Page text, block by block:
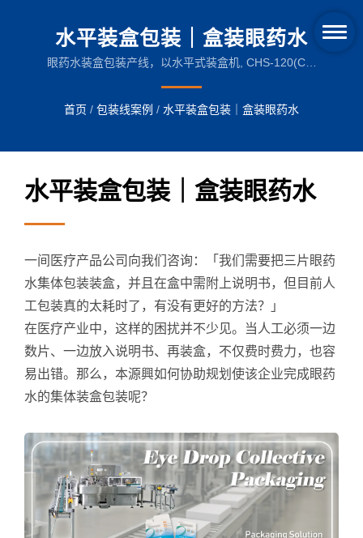
水平装盒包装｜盒装眼药水
眼药水装盒包装产线，以水平式装盒机, CHS-120(CE)
首页 / 包装线案例 / 水平装盒包装｜盒装眼药水
水平装盒包装｜盒装眼药水
一间医疗产品公司向我们咨询：「我们需要把三片眼药
水集体包装装盒，并且在盒中需附上说明书，但目前人
工包装真的太耗时了，有没有更好的方法？」
在医疗产业中，这样的困扰并不少见。当人工必须一边
数片、一边放入说明书、再装盒，不仅费时费力，也容
易出错。那么，本源興如何协助规划使该企业完成眼药
水的集体装盒包装呢？